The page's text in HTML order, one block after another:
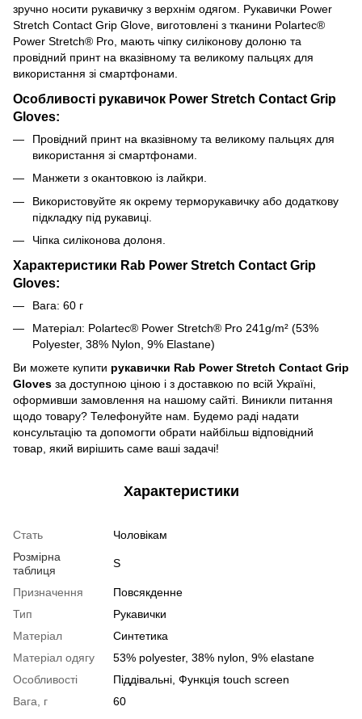
зручно носити рукавичку з верхнім одягом. Рукавички Power
Stretch Contact Grip Glove, виготовлені з тканини Polartec®
Power Stretch® Pro, мають чіпку силіконову долоню та
провідний принт на вказівному та великому пальцях для
використання зі смартфонами.
Особливості рукавичок Power Stretch Contact Grip
Gloves:
Провідний принт на вказівному та великому пальцях для
використання зі смартфонами.
Манжети з окантовкою із лайкри.
Використовуйте як окрему терморукавичку або додаткову
підкладку під рукавиці.
Чіпка силіконова долоня.
Характеристики Rab Power Stretch Contact Grip
Gloves:
Вага: 60 г
Матеріал: Polartec® Power Stretch® Pro 241g/m² (53%
Polyester, 38% Nylon, 9% Elastane)
Ви можете купити рукавички Rab Power Stretch Contact Grip
Gloves за доступною ціною і з доставкою по всій Україні,
оформивши замовлення на нашому сайті. Виникли питання
щодо товару? Телефонуйте нам. Будемо раді надати
консультацію та допомогти обрати найбільш відповідний
товар, який вирішить саме ваші задачі!
Характеристики
Стать
Чоловікам
Розмірна
таблиця
S
Призначення
Повсякденне
Тип
Рукавички
Матеріал
Синтетика
Матеріал одягу
53% polyester, 38% nylon, 9% elastane
Особливості
Піддівальні, Функція touch screen
Вага, г
60